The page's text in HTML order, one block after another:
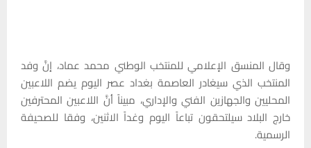
وقال المنسق الإعلامي للمنتخب الوطني محمد عماد، إنَّ وفد
المنتخب الذي سيغادر العاصمة بغداد عصر اليوم يضم اللاعبين
المحليين والجهازين الفني والإداري، مبيناً أنَّ اللاعبين المحترفين
خارج البلاد سيلتحقون تباعاً اليوم وغداً الاثنين، وفقا للصحيفة
الرسمية.